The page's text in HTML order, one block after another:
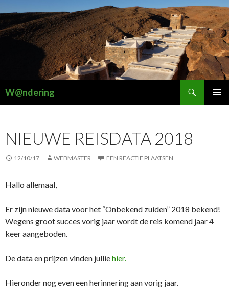
W@ndering
NIEUWE REISDATA 2018
12/10/17 WEBMASTER EEN REACTIE PLAATSEN
Hallo allemaal,
Er zijn nieuwe data voor het “Onbekend zuiden” 2018 bekend!
Wegens groot succes vorig jaar wordt de reis komend jaar 4
keer aangeboden.
De data en prijzen vinden julliehier.
Hieronder nog even een herinnering aan vorig jaar.